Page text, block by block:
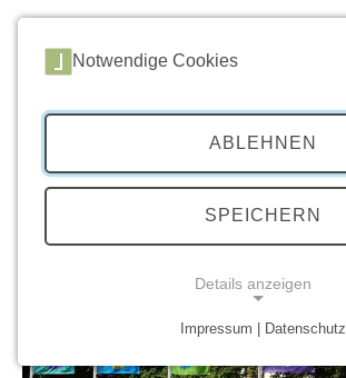
zum Inhalt springen
Notwendige Cookies
ABLEHNEN
SPEICHERN
Details anzeigen
Impressum | Datenschutz